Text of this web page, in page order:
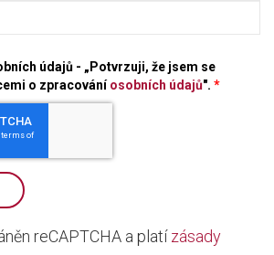
údajů - „Potvrzuji, že jsem se
o zpracováníosobních údajů". *
reCAPTCHA a platízásady